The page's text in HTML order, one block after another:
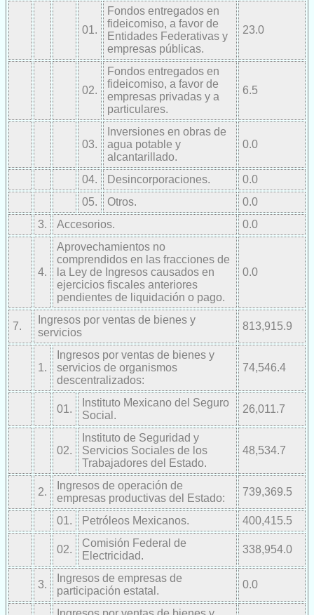
01.
Fondos entregados en
fideicomiso, a favor de
Entidades Federativas y
empresas públicas.
23.0
02.
Fondos entregados en
fideicomiso, a favor de
empresas privadas y a
particulares.
6.5
03.
Inversiones en obras de
agua potable y
alcantarillado.
0.0
04. Desincorporaciones.
0.0
05.
Otros.
0.0
3.
Accesorios. 0.0
4.
Aprovechamientos no
comprendidos en las fracciones de
la Ley de Ingresos causados en
ejercicios fiscales anteriores
pendientes de liquidación o pago.
0.0
7.
Ingresos por ventas de bienes y
servicios
813,915.9
1.
Ingresos por ventas de bienes y
servicios de organismos
descentralizados:
74,546.4
01.
Instituto Mexicano del Seguro
Social.
26,011.7
02.
Instituto de Seguridad y
Servicios Sociales de los
Trabajadores del Estado.
48,534.7
2.
Ingresos de operación de
empresas productivas del Estado:
739,369.5
01. Petróleos Mexicanos. 400,415.5
02.
Comisión Federal de
Electricidad.
338,954.0
3.
Ingresos de empresas de
participación estatal.
0.0